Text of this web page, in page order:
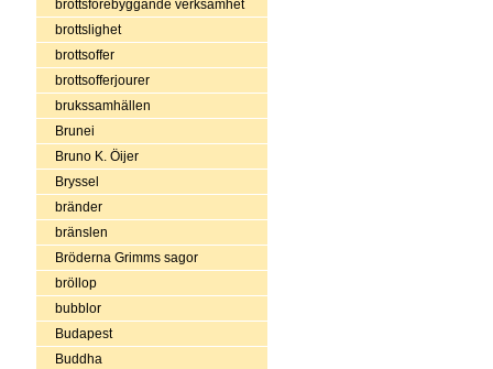
brottsförebyggande verksamhet
brottslighet
brottsoffer
brottsofferjourer
brukssamhällen
Brunei
Bruno K. Öijer
Bryssel
bränder
bränslen
Bröderna Grimms sagor
bröllop
bubblor
Budapest
Buddha